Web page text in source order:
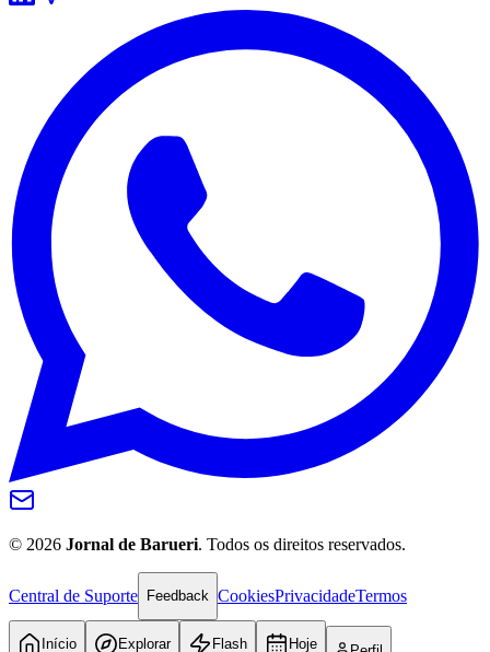
Juventude
© 2026 Jornal de Barueri. Todos os direitos reservados.
Central de Suporte Feedback CookiesPrivacidadeTermos
Início Explorar Flash Hoje